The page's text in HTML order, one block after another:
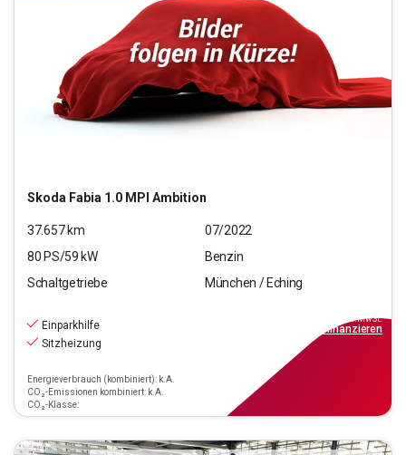
Skoda Fabia 1.0 MPI Ambition
37.657km
07/2022
80 PS/59 kW
Benzin
Schaltgetriebe
München / Eching
Einparkhilfe
Sitzheizung
Energieverbrauch (kombiniert): k.A.
CO₂-Emissionen kombiniert: k.A.
CO₂-Klasse:
inkl.MwSt.
finanzieren